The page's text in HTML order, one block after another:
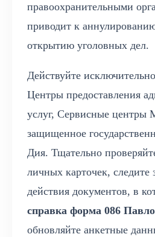
правоохранительными
приводит к
открытию уголовных дел.
Действуйте
Центры предоставления
услуг, Сервисные центры
защищенное
Дия. Тщательно
личных карточек, следите
действия документов, в
справка форма 086
обновляйте анкетные